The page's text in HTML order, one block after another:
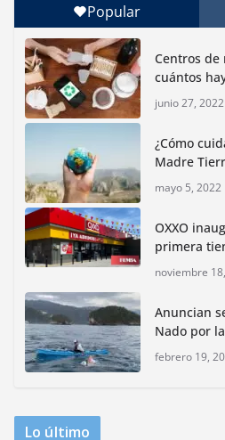
Con jornada informativa,
for Animals buscan inhibir
junio 15, 2026
Inauguran nuevo Embarcadero
reactivar la zona lacustre de
junio 4, 2026
Rompe CDMX récords Reto
lidera la biodiversidad nacional
mayo 18, 2026
huertos
Popular
Centros de
cuántos
junio 27, 2022
¿Cómo
Madre
mayo 5, 2022
OXXO
primera
noviembre
Anuncian
Nado por
febrero 19,
Lo último